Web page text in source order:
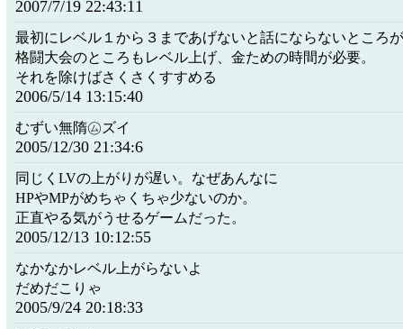
2007/7/19 22:43:11
最初にレベル１から３まであげないと話にならないところ
格闘大会のところもレベル上げ、金ための時間が必要。
それを除けばさくさくすすめる
2006/5/14 13:15:40
むずい無隋㋰ズイ
2005/12/30 21:34:6
同じくLVの上がりが遅い。なぜあんなに
HPやMPがめちゃくちゃ少ないのか。
正直やる気がうせるゲームだった。
2005/12/13 10:12:55
なかなかレベル上がらないよ
だめだこりゃ
2005/9/24 20:18:33